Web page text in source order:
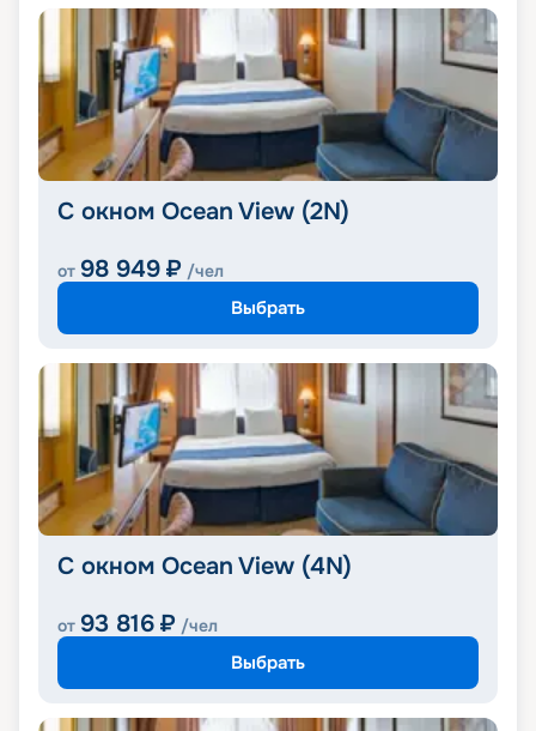
С окном Ocean View (2N)
от 98 949 ₽ /чел
Выбрать
С окном Ocean View (4N)
от 93 816 ₽ /чел
Выбрать